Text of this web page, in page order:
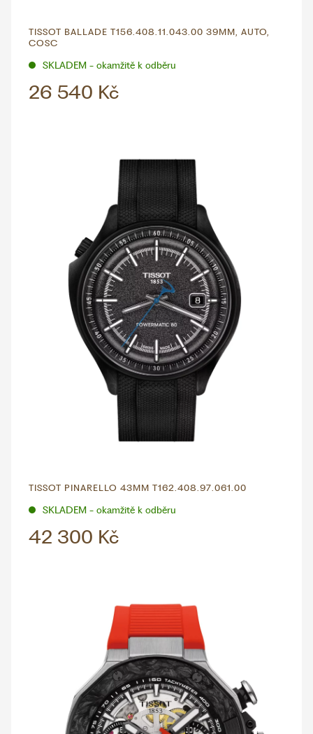
TISSOT BALLADE T156.408.11.043.00 39MM, AUTO,
COSC
SKLADEM - okamžitě k odběru
26 540 Kč
TISSOT PINARELLO 43MM T162.408.97.061.00
SKLADEM - okamžitě k odběru
42 300 Kč